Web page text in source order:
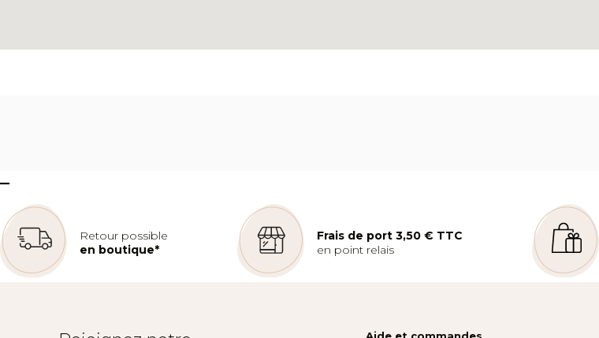
–
Retour possible
en boutique*
Frais de port 3,50 € TTC
en point relais